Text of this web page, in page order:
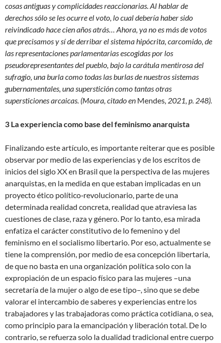
cosas antiguas y complicidades reaccionarias. Al hablar de
derechos sólo se les ocurre el voto, lo cual debería haber sido
reivindicado hace cien años atrás… Ahora, ya no es más de votos
que precisamos y sí de derribar el sistema hipócrita, carcomido, de
las representaciones parlamentarias escogidas por los
pseudorepresentantes del pueblo, bajo la carátula mentirosa del
sufragio, una burla como todas las burlas de nuestros sistemas
gubernamentales, una superstición como tantas otras
supersticiones arcaicas. (Moura, citado en Mendes, 2021, p. 248).
3 La experiencia como base del feminismo anarquista
Finalizando este artículo, es importante reiterar que es posible
observar por medio de las experiencias y de los escritos de
inicios del siglo XX en Brasil que la perspectiva de las mujeres
anarquistas, en la medida en que estaban implicadas en un
proyecto ético político‐revolucionario, parte de una
determinada realidad concreta, realidad que atraviesa las
cuestiones de clase, raza y género. Por lo tanto, esa mirada
enfatiza el carácter constitutivo de lo femenino y del
feminismo en el socialismo libertario. Por eso, actualmente se
tiene la comprensión, por medio de esa concepción libertaria,
de que no basta en una organización política solo con la
expropiación de un espacio físico para las mujeres –una
secretaría de la mujer o algo de ese tipo–, sino que se debe
valorar el intercambio de saberes y experiencias entre los
trabajadores y las trabajadoras como práctica cotidiana, o sea,
como principio para la emancipación y liberación total. De lo
contrario, se refuerza solo la dualidad tradicional entre cuerpo